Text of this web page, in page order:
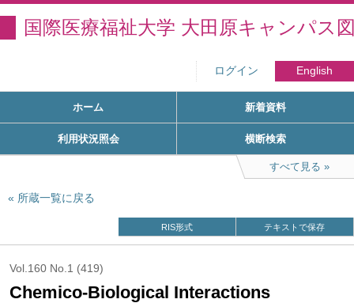
国際医療福祉大学 大田原キャンパス
ログイン English
ホーム 新着資料
利用状況照会 横断検索
すべて見る
所蔵一覧に戻る
RIS形式 テキストで保存
Vol.160 No.1 (419)
Chemico-Biological Interactions